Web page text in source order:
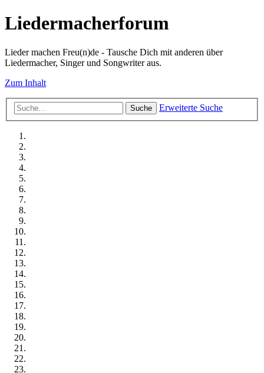
Liedermacherforum
Lieder machen Freu(n)de - Tausche Dich mit anderen über
Liedermacher, Singer und Songwriter aus.
Zum Inhalt
Suche Erweiterte Suche